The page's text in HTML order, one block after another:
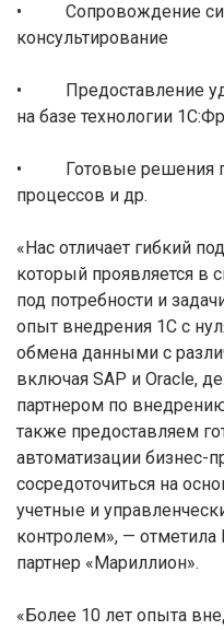
• Сопровождение
консультирование
• Предоставление
на базе технологии
• Готовые решения
процессов и др.
«Нас отличает гибкий
который проявляется в
под потребности и
опыт внедрения 1С с
обмена данными с
включая SAP и Oracle,
партнером по
также предоставляем
автоматизации бизнес-
сосредоточиться на
учетные и
контролем», —
партнер «Мариллион».
«Более 10 лет опыта